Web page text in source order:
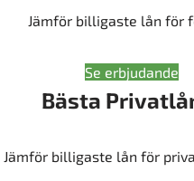
Jämför billigaste lån för
Se erbjudande
Bästa
Jämför billigaste lån för